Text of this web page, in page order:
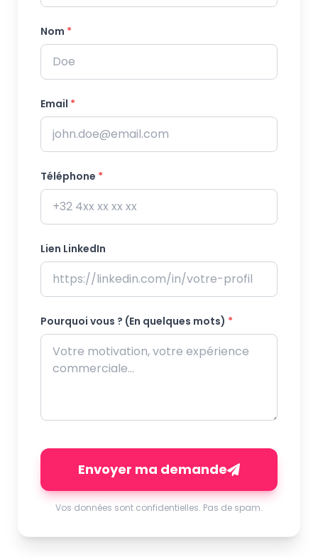
Nom *
Email *
Téléphone *
Lien LinkedIn
Pourquoi vous ? (En quelques mots) *
Envoyer ma demande
Vos données sont confidentielles. Pas de spam.